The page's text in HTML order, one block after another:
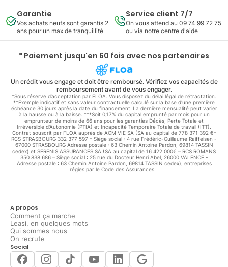
Garantie
Vos achats neufs sont garantis 2
ans pour un max de tranquillité
Service client 7/7
On vous attend au 09 74 99 72 75
ou via notre centre d'aide
* Paiement jusqu'en 60 fois avec nos partenaires
Un crédit vous engage et doit être remboursé. Vérifiez vos capacités de
remboursement avant de vous engager.
*Sous réserve d’acceptation par FLOA. Vous disposez du délai légal de rétractation.
**Exemple indicatif et sans valeur contractuelle calculé sur la base d'une première
échéance 30 jours après la date du financement. La dernière mensualité peut varier
à la hausse ou à la baisse. ***Soit 0,17% du capital emprunté par mois pour un
emprunteur de moins de 66 ans pour les garanties Décès, Perte Totale et
Irréversible d'Autonomie (PTIA) et Incapacité Temporaire Totale de travail (ITT).
Contrat souscrit par FLOA auprès de ACM VIE SA (SA au capital de 778 371 392 €–
RCS STRASBOURG 332 377 597 – Siège social : 4 rue Frédéric-Guillaume Raiffeisen -
67000 STRASBOURG Adresse postale : 63 Chemin Antoine Pardon, 69814 TASSIN
cedex) et SERENIS ASSURANCES SA (SA au capital de 16 422 000€ – RCS ROMANS
350 838 686 – Siège social : 25 rue du Docteur Henri Abel, 26000 VALENCE -
Adresse postale : 63 Chemin Antoine Pardon, 69814 TASSIN cedex), entreprises
régies par le Code des Assurances.
A propos
Comment ça marche
Leasi, en quelques mots
Qui sommes nous
On recrute
Social